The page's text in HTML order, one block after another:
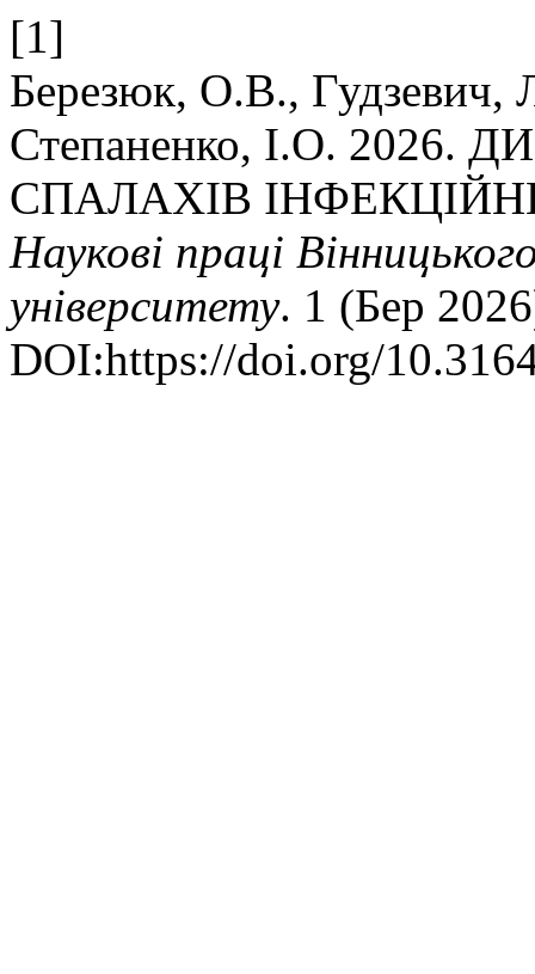
[1]
Березюк, О.В.,
Степаненко, І.О.
СПАЛАХІВ
Наукові праці
університету. 1 (Бер
DOI:https://doi.org/